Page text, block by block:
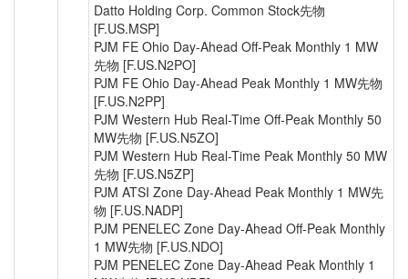
Datto Holding Corp. Common Stock先物
[F.US.MSP]
PJM FE Ohio Day-Ahead Off-Peak Monthly 1 MW
先物 [F.US.N2PO]
PJM FE Ohio Day-Ahead Peak Monthly 1 MW先物
[F.US.N2PP]
PJM Western Hub Real-Time Off-Peak Monthly 50
MW先物 [F.US.N5ZO]
PJM Western Hub Real-Time Peak Monthly 50 MW
先物 [F.US.N5ZP]
PJM ATSI Zone Day-Ahead Peak Monthly 1 MW先
物 [F.US.NADP]
PJM PENELEC Zone Day-Ahead Off-Peak Monthly
1 MW先物 [F.US.NDO]
PJM PENELEC Zone Day-Ahead Peak Monthly 1